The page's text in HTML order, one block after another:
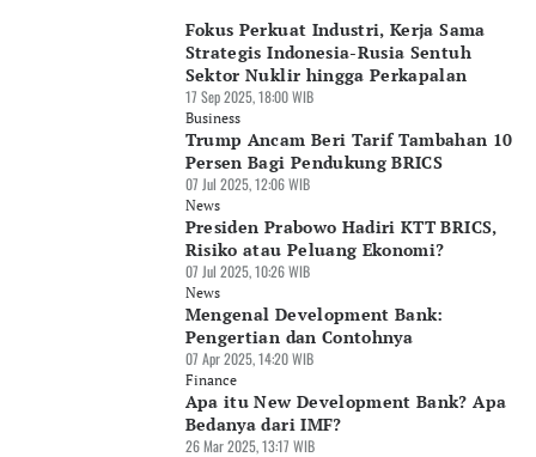
Fokus Perkuat Industri, Kerja Sama
Strategis Indonesia-Rusia Sentuh
Sektor Nuklir hingga Perkapalan
17 Sep 2025, 18:00 WIB
Business
Trump Ancam Beri Tarif Tambahan 10
Persen Bagi Pendukung BRICS
07 Jul 2025, 12:06 WIB
News
Presiden Prabowo Hadiri KTT BRICS,
Risiko atau Peluang Ekonomi?
07 Jul 2025, 10:26 WIB
News
Mengenal Development Bank:
Pengertian dan Contohnya
07 Apr 2025, 14:20 WIB
Finance
Apa itu New Development Bank? Apa
Bedanya dari IMF?
26 Mar 2025, 13:17 WIB